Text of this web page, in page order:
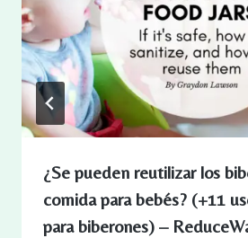
¿Se pueden reutilizar los
comida para bebés? (+11
para biberones) –